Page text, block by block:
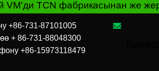
+86-731-87101005
+ 86-731-88048300
+86-15973118479
TCN фабрикасынан же